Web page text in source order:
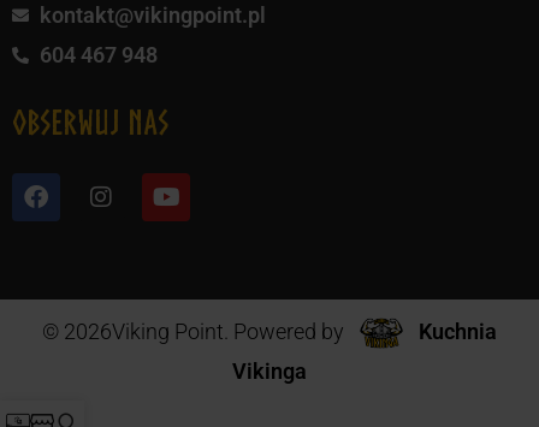
kontakt@vikingpoint.pl
604 467 948
obserwuj nas
© 2026Viking Point. Powered by
Kuchnia
Vikinga